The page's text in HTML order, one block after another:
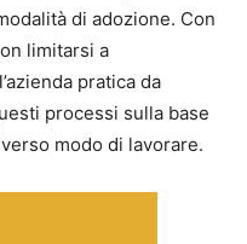
di adozione. Con
limitarsi a
pratica da
processi sulla base
modo di lavorare.